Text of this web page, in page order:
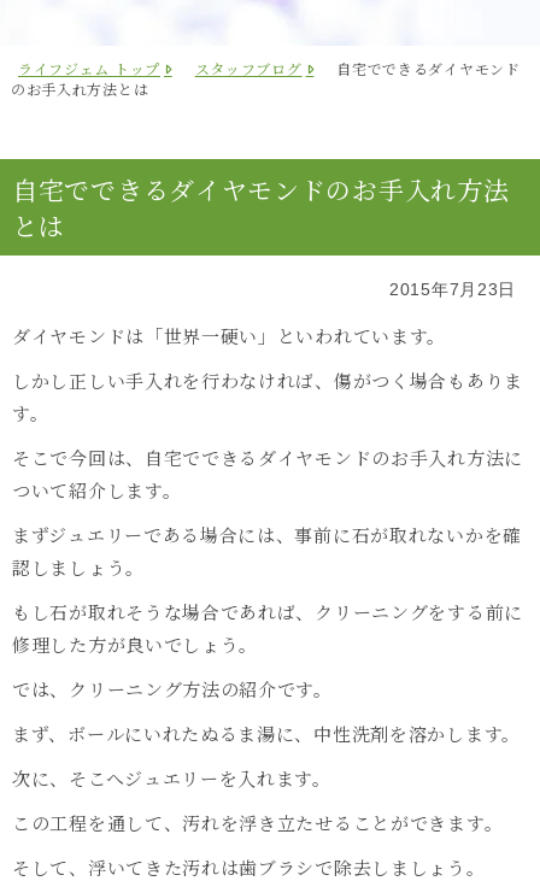
ライフジェム トップ スタッフブログ
自宅でできるダイヤモンド
のお手入れ方法とは
自宅でできるダイヤモンドのお手入れ方法
とは
2015年7月23日
ダイヤモンドは「世界一硬い」といわれています。
しかし正しい手入れを行わなければ、傷がつく場合もありま
す。
そこで今回は、自宅でできるダイヤモンドのお手入れ方法に
ついて紹介します。
まずジュエリーである場合には、事前に石が取れないかを確
認しましょう。
もし石が取れそうな場合であれば、クリーニングをする前に
修理した方が良いでしょう。
では、クリーニング方法の紹介です。
まず、ボールにいれたぬるま湯に、中性洗剤を溶かします。
次に、そこへジュエリーを入れます。
この工程を通して、汚れを浮き立たせることができます。
そして、浮いてきた汚れは歯ブラシで除去しましょう。